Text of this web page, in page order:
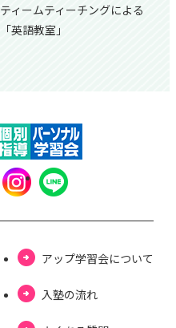
ティームティーチングによる
「英語教室」
アップ学習会について
⼊塾の流れ